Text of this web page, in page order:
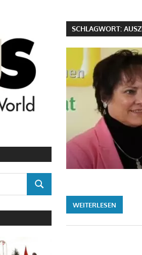
SCHLAGWORT:
WEITERLESEN
SUCHEN